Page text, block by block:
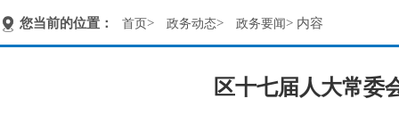
您当前的位置： 首页> 政务动态> 政务要闻> 内容
区十七届人大常委